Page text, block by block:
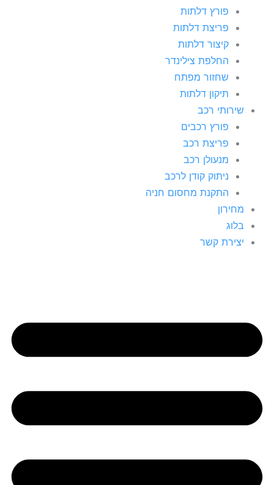
פורץ דלתות
פריצת דלתות
קיצור דלתות
החלפת צילינדר
שחזור מפתח
תיקון דלתות
שירותי רכב
פורץ רכבים
פריצת רכב
מנעולן רכב
ניתוק קודן לרכב
התקנת מחסום חניה
מחירון
בלוג
יצירת קשר